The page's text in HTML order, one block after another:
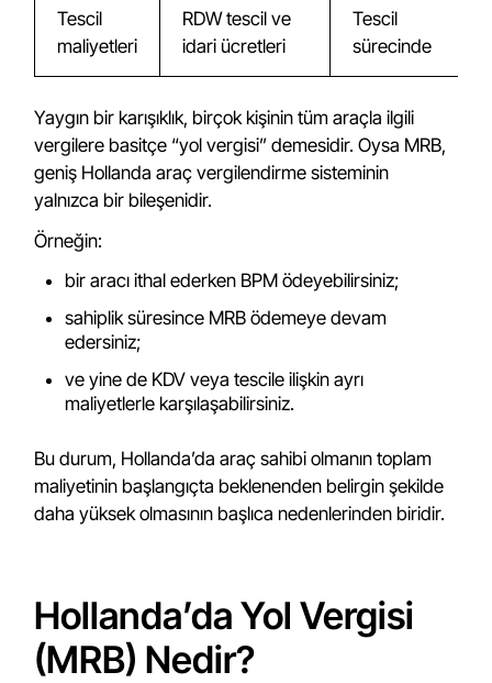
Tescil
maliyetleri
RDW tescil ve
idari ücretleri
Tescil
sürecinde
Yaygın bir karışıklık, birçok kişinin tüm araçla ilgili
vergilere basitçe “yol vergisi” demesidir. Oysa MRB,
geniş Hollanda araç vergilendirme sisteminin
yalnızca bir bileşenidir.
Örneğin:
bir aracı ithal ederken BPM ödeyebilirsiniz;
sahiplik süresince MRB ödemeye devam
edersiniz;
ve yine de KDV veya tescile ilişkin ayrı
maliyetlerle karşılaşabilirsiniz.
Bu durum, Hollanda’da araç sahibi olmanın toplam
maliyetinin başlangıçta beklenenden belirgin şekilde
daha yüksek olmasının başlıca nedenlerinden biridir.
Hollanda’da Yol Vergisi
(MRB) Nedir?